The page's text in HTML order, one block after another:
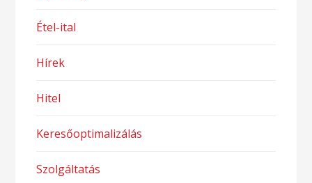
Étel-ital
Hírek
Hitel
Keresőoptimalizálás
Szolgáltatás